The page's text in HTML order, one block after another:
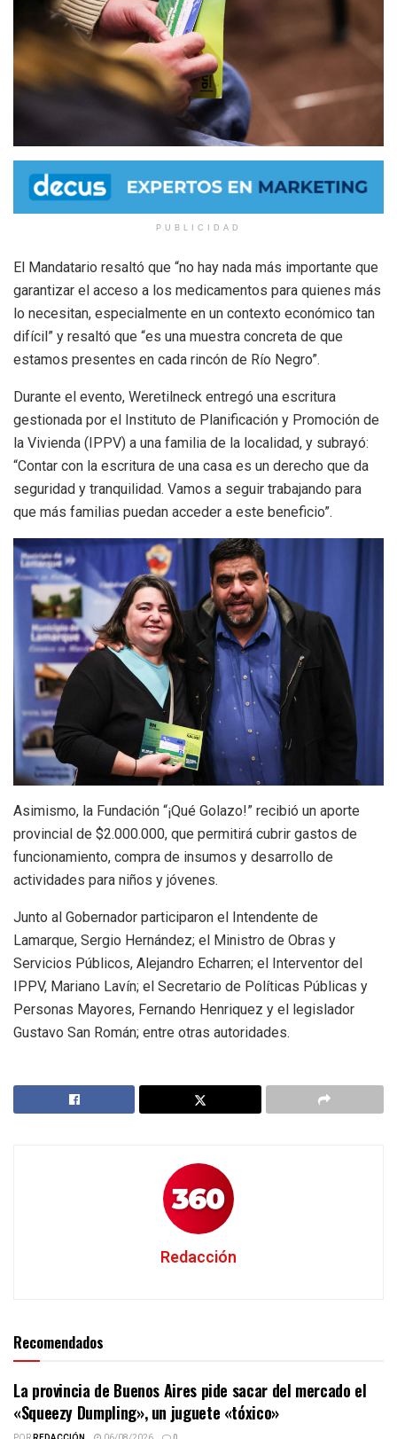
PUBLICIDAD
El Mandatario resaltó que “no hay nada más importante que
garantizar el acceso a los medicamentos para quienes más
lo necesitan, especialmente en un contexto económico tan
difícil” y resaltó que “es una muestra concreta de que
estamos presentes en cada rincón de Río Negro”.
Durante el evento, Weretilneck entregó una escritura
gestionada por el Instituto de Planificación y Promoción de
la Vivienda (IPPV) a una familia de la localidad, y subrayó:
“Contar con la escritura de una casa es un derecho que da
seguridad y tranquilidad. Vamos a seguir trabajando para
que más familias puedan acceder a este beneficio”.
Asimismo, la Fundación “¡Qué Golazo!” recibió un aporte
provincial de $2.000.000, que permitirá cubrir gastos de
funcionamiento, compra de insumos y desarrollo de
actividades para niños y jóvenes.
Junto al Gobernador participaron el Intendente de
Lamarque, Sergio Hernández; el Ministro de Obras y
Servicios Públicos, Alejandro Echarren; el Interventor del
IPPV, Mariano Lavín; el Secretario de Políticas Públicas y
Personas Mayores, Fernando Henriquez y el legislador
Gustavo San Román; entre otras autoridades.
Redacción
Recomendados
La provincia de Buenos Aires pide sacar del mercado el
«Squeezy Dumpling», un juguete «tóxico»